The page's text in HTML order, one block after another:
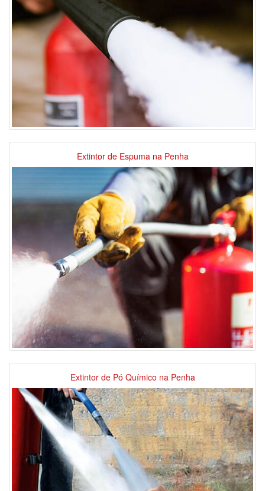
Extintor de Espuma na Penha
Extintor de Pó Químico na Penha